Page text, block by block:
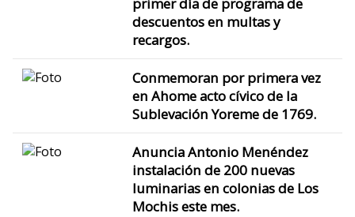
primer día de programa de
descuentos en multas y
recargos.
Conmemoran por primera vez
en Ahome acto cívico de la
Sublevación Yoreme de 1769.
Anuncia Antonio Menéndez
instalación de 200 nuevas
luminarias en colonias de Los
Mochis este mes.